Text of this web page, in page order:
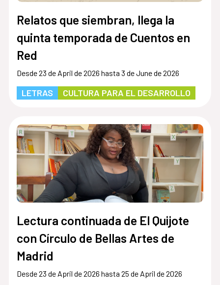
Relatos que siembran, llega la
quinta temporada de Cuentos en
Red
Desde 23 de April de 2026 hasta 3 de June de 2026
LETRAS CULTURA PARA EL DESARROLLO
Lectura continuada de El Quijote
con Círculo de Bellas Artes de
Madrid
Desde 23 de April de 2026 hasta 25 de April de 2026